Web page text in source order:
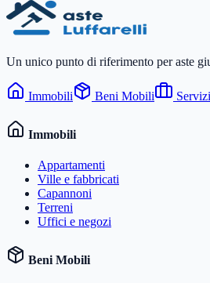
Un unico punto di riferimento per aste
Immobili Beni Mobili Servizi
Immobili
Appartamenti
Ville e fabbricati
Capannoni
Terreni
Uffici e negozi
Beni Mobili